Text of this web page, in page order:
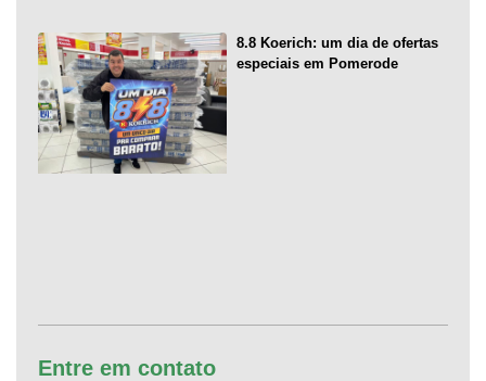
8.8 Koerich: um dia de ofertas
especiais em Pomerode
Entre em contato